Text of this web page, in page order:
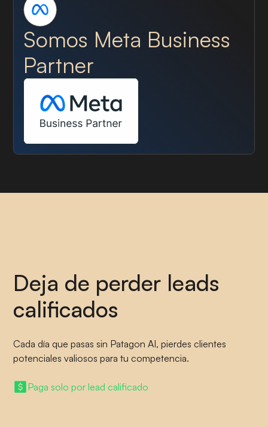
Somos Meta Business
Partner
Deja de perder leads
calificados
Cada día que pasas sin Patagon AI, pierdes clientes
potenciales valiosos para tu competencia.
Paga solo por lead calificado